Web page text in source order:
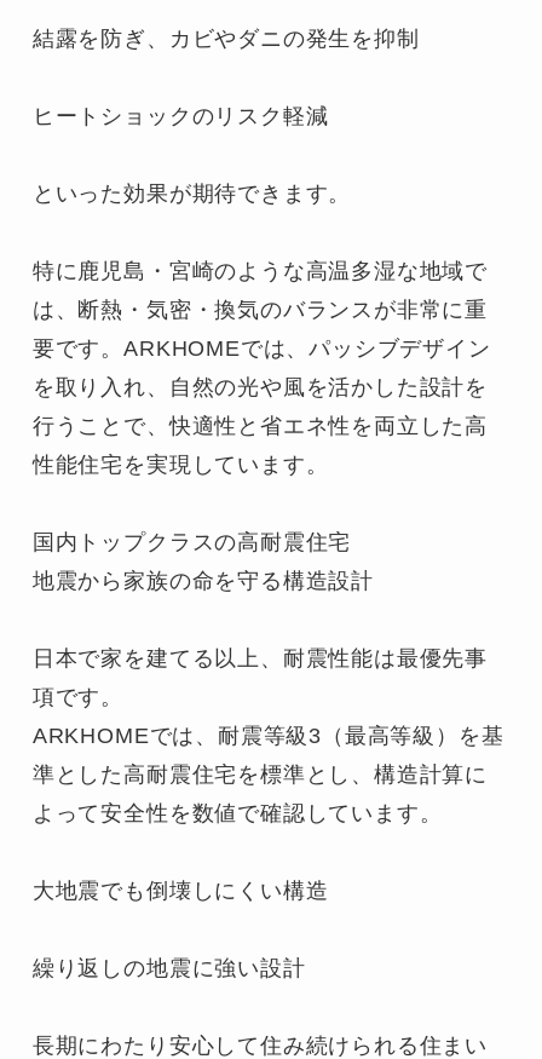
結露を防ぎ、カビやダニの発生を抑制
ヒートショックのリスク軽減
といった効果が期待できます。
特に鹿児島・宮崎のような高温多湿な地域で
は、断熱・気密・換気のバランスが非常に重
要です。ARKHOMEでは、パッシブデザイン
を取り入れ、自然の光や風を活かした設計を
行うことで、快適性と省エネ性を両立した高
性能住宅を実現しています。
国内トップクラスの高耐震住宅
地震から家族の命を守る構造設計
日本で家を建てる以上、耐震性能は最優先事
項です。
ARKHOMEでは、耐震等級3（最高等級）を基
準とした高耐震住宅を標準とし、構造計算に
よって安全性を数値で確認しています。
大地震でも倒壊しにくい構造
繰り返しの地震に強い設計
長期にわたり安心して住み続けられる住まい